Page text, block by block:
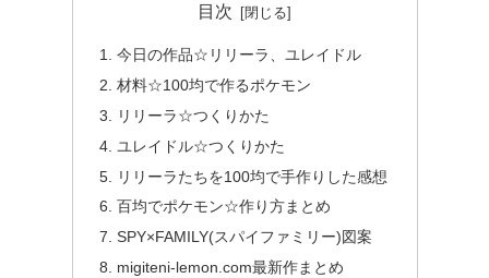
目次
今日の作品☆リリーラ、ユレイドル
材料☆100均で作るポケモン
リリーラ☆つくりかた
ユレイドル☆つくりかた
リリーラたちを100均で手作りした感想
百均でポケモン☆作り方まとめ
SPY×FAMILY(スパイファミリー)図案
migiteni-lemon.com最新作まとめ